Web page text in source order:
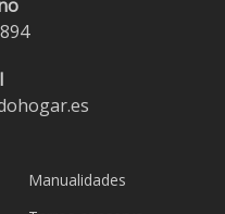
Manualidades